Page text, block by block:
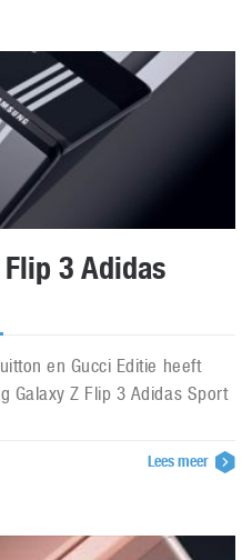
3 Adidas
en Gucci Editie heeft
Galaxy Z Flip 3 Adidas Sport
Lees meer